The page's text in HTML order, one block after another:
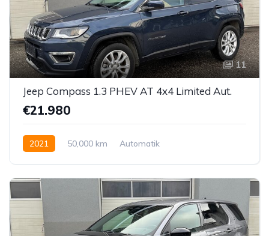
11
Jeep Compass 1.3 PHEV AT 4x4 Limited Aut.
€21.980
2021 50,000 km
Automatik